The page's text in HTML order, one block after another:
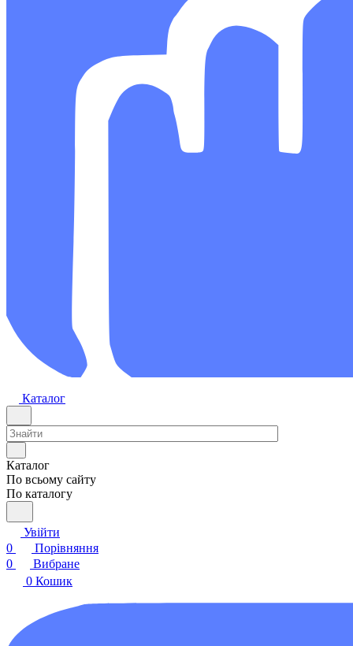
Каталог
Каталог
По всьому сайту
По каталогу
Увійти
0
Порівняння
0
Вибране
0 Кошик